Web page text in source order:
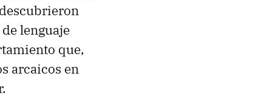
lenguaje
que,
arcaicos en